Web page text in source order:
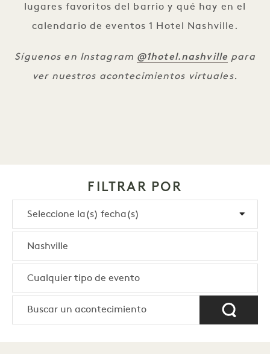
lugares favoritos del barrio y qué hay en el
calendario de eventos 1 Hotel Nashville.
Síguenos en Instagram @1hotel.nashville para
ver nuestros acontecimientos virtuales.
FILTRAR POR